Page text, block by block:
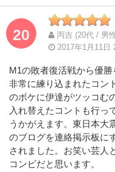
20
丙吉 (20代 / 男
2017年1月11日
M1の敗者復活戦から優勝
非常に練り込まれたコン
のボケに伊達がツッコむ
入れ替えたコントも行っ
うかがえます。東日本大
のブログを連絡掲示板に
されました。お笑い芸人
コンビだと思います。